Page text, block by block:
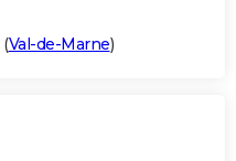
(Val-de-Marne)